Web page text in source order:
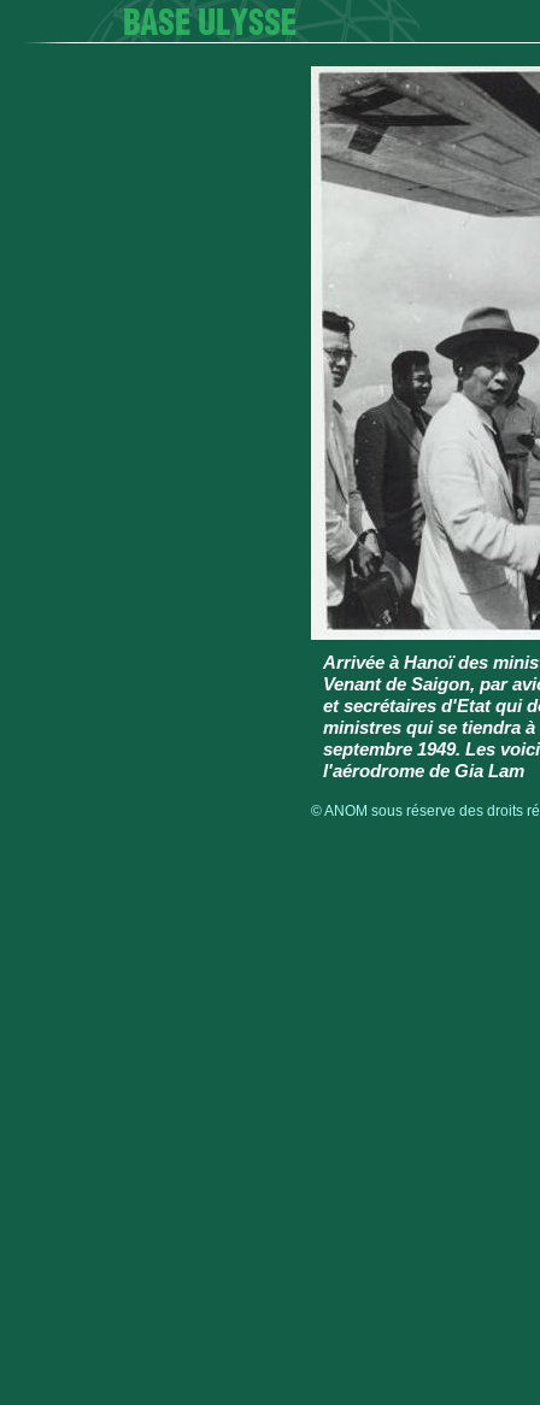
Arrivée à Hanoï des
Venant de Saigon, par
et secrétaires d'Etat qui
ministres qui se tiendra
septembre 1949. Les
l'aérodrome de Gia Lam
© ANOM sous réserve des droits